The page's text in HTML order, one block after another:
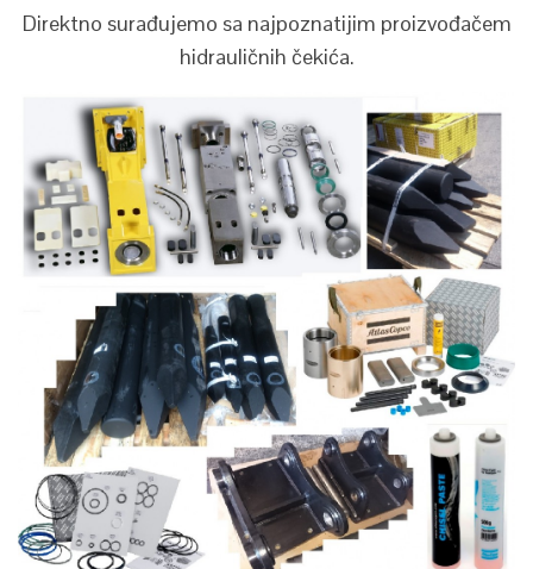
Direktno surađujemo sa najpoznatijim proizvođačem
hidrauličnih čekića.